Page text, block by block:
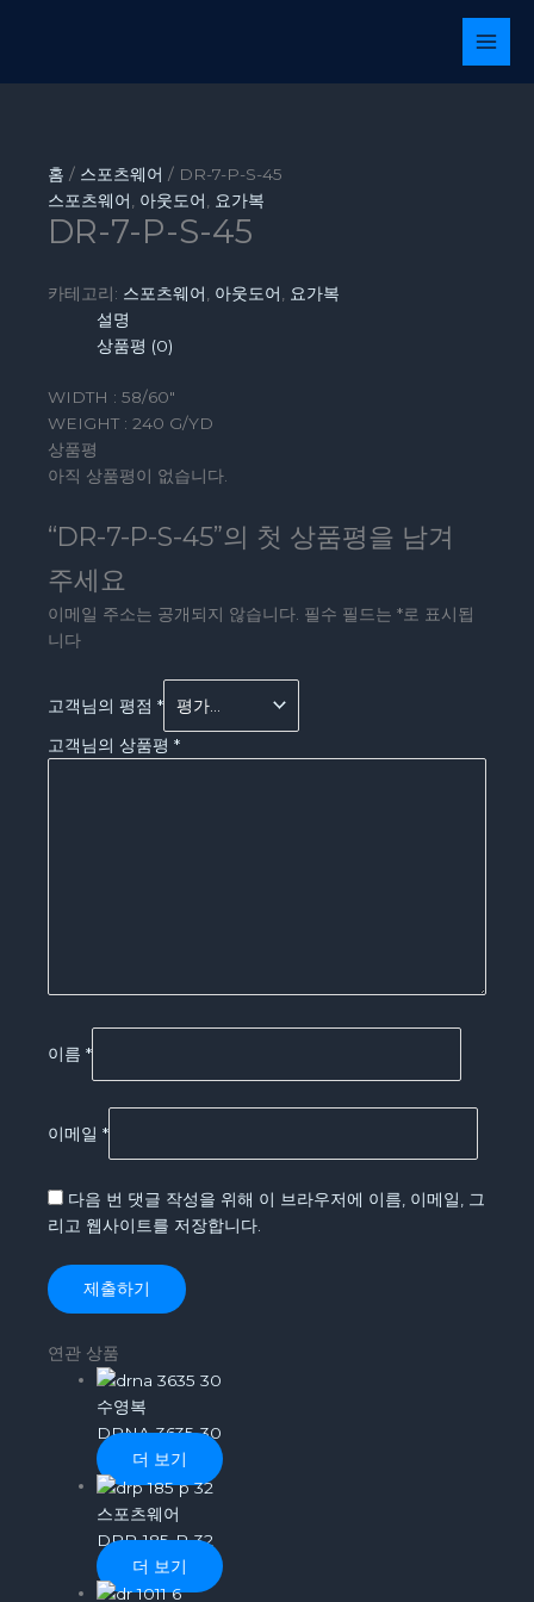
홈 / 스포츠웨어 / DR-7-P-S-45
스포츠웨어, 아웃도어, 요가복
DR-7-P-S-45
카테고리: 스포츠웨어, 아웃도어, 요가복
설명
상품평 (0)
WIDTH : 58/60″
WEIGHT : 240 G/YD
상품평
아직 상품평이 없습니다.
“DR-7-P-S-45”의 첫 상품평을 남겨
주세요
이메일 주소는 공개되지 않습니다. 필수 필드는 *로 표시됩
니다
고객님의 평점 *
고객님의 상품평 *
이름 *
이메일 *
다음 번 댓글 작성을 위해 이 브라우저에 이름, 이메일, 그
리고 웹사이트를 저장합니다.
연관 상품
수영복
DRNA-3635-30
더 보기
스포츠웨어
DRP-185-P-32
더 보기